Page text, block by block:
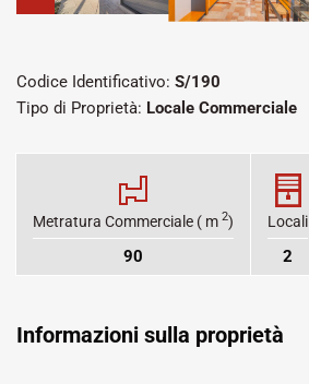
Codice Identificativo: S/190
Tipo di Proprietà: Locale Commerciale
Metratura Commerciale ( m 2)
90
Locali
2
Informazioni sulla proprietà